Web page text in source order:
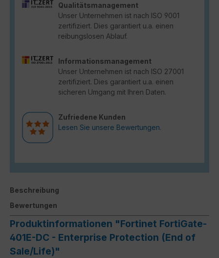
Qualitätsmanagement
Unser Unternehmen ist nach ISO 9001
zertifiziert. Dies garantiert u.a. einen
reibungslosen Ablauf.
Informationsmanagement
Unser Unternehmen ist nach ISO 27001
zertifiziert. Dies garantiert u.a. einen
sicheren Umgang mit Ihren Daten.
Zufriedene Kunden
Lesen Sie unsere Bewertungen.
Beschreibung
Bewertungen
Produktinformationen "Fortinet FortiGate-
401E-DC - Enterprise Protection (End of
Sale/Life)"